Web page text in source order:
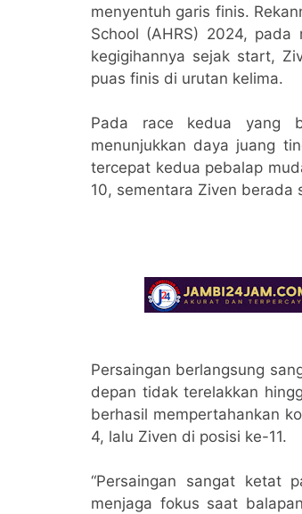
menyentuh garis finis.
School (AHRS) 2024,
kegigihannya sejak start,
puas finis di urutan kelima.
Pada race kedua yang
menunjukkan daya juang
tercepat kedua pebalap
10, sementara Ziven
Persaingan berlangsung
depan tidak terelakkan
berhasil mempertahankan
4, lalu Ziven di posisi ke-11.
“Persaingan sangat ketat
menjaga fokus saat